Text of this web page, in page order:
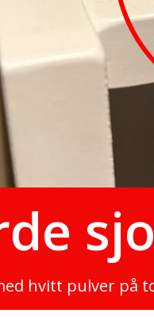
hvitt pulver på